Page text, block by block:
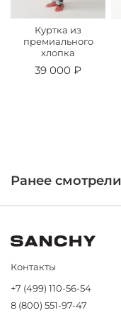
Куртка из
премиального
хлопка
39 000 ₽
Ранее смотрели
Контакты
+7 (499) 110-56-54
8 (800) 551-97-47